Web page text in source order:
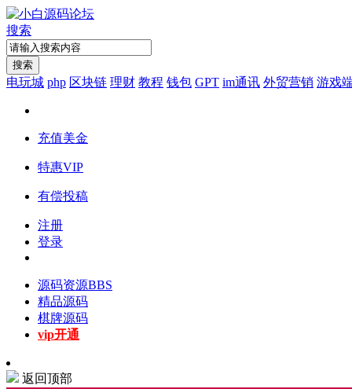
搜索
搜索
电玩城 php 区块链 理财 教程 钱包 GPT im通讯 外贸营销 游戏
充值美金
特惠VIP
有偿投稿
注册
登录
源码资源BBS
精品源码
棋牌源码
vip开通
返回顶部